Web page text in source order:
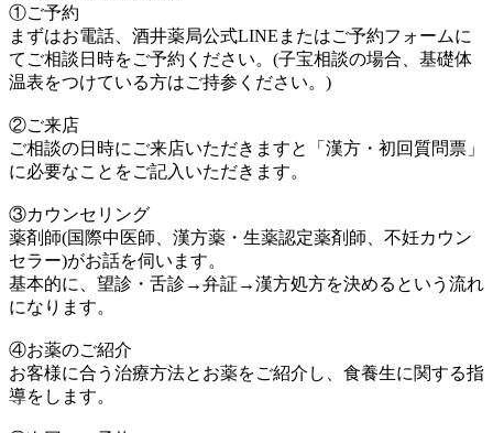
①ご予約
まずはお電話、酒井薬局公式LINEまたはご予約フォームに
てご相談日時をご予約ください。(子宝相談の場合、基礎体
温表をつけている方はご持参ください。)
②ご来店
ご相談の日時にご来店いただきますと「漢方・初回質問票」
に必要なことをご記入いただきます。
③カウンセリング
薬剤師(国際中医師、漢方薬・生薬認定薬剤師、不妊カウン
セラー)がお話を伺います。
基本的に、望診・舌診→弁証→漢方処方を決めるという流れ
になります。
④お薬のご紹介
お客様に合う治療方法とお薬をご紹介し、食養生に関する指
導をします。